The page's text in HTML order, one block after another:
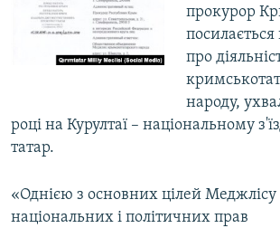
прокурор
про
народу,
році на Курултаї – національному
татар.
«Однією з основних цілей Меджлісу
національних і політичних прав